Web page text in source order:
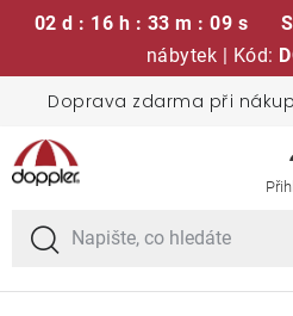
02 d : 16 h : 33 m : 09 s
nábytek | Kód:
obsah
Doprava zdarma při
Sedací soupravy
Slunečníky
Křesla a židle